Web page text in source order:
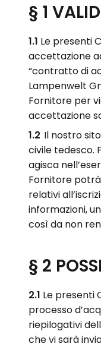
§ 1
1.1 Le presenti
accettazione
“contratto di
Lampenwelt
Fornitore per
accettazione
1.2 Il nostro
civile tedesco.
agisca
Fornitore
relativi
informazioni,
così da non
§ 2
2.1 Le presenti
processo
riepilogativi
che vi sarà